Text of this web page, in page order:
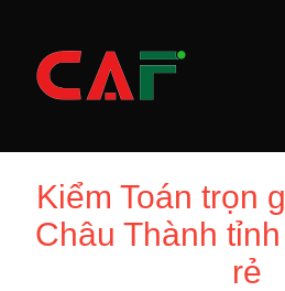
content
Kiểm Toán trọn
Châu Thành
rẻ